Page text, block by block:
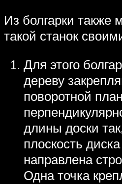
Из болгарки также
такой станок
Для этого
дереву
поворотной
длины доски
плоскость
направлена
Одна точка